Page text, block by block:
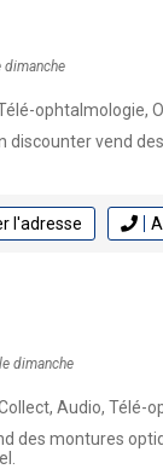
dimanche
ophtalmologie,
discounter vend
l'adresse
dimanche
Audio, Télé-
des montures